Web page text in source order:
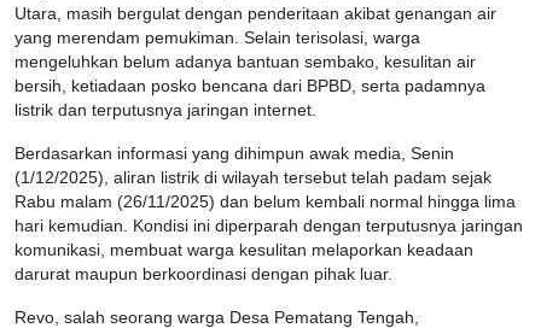
Utara, masih bergulat dengan penderitaan akibat genangan air
yang merendam pemukiman. Selain terisolasi, warga
mengeluhkan belum adanya bantuan sembako, kesulitan air
bersih, ketiadaan posko bencana dari BPBD, serta padamnya
listrik dan terputusnya jaringan internet.
Berdasarkan informasi yang dihimpun awak media, Senin
(1/12/2025), aliran listrik di wilayah tersebut telah padam sejak
Rabu malam (26/11/2025) dan belum kembali normal hingga lima
hari kemudian. Kondisi ini diperparah dengan terputusnya jaringan
komunikasi, membuat warga kesulitan melaporkan keadaan
darurat maupun berkoordinasi dengan pihak luar.
Revo, salah seorang warga Desa Pematang Tengah,